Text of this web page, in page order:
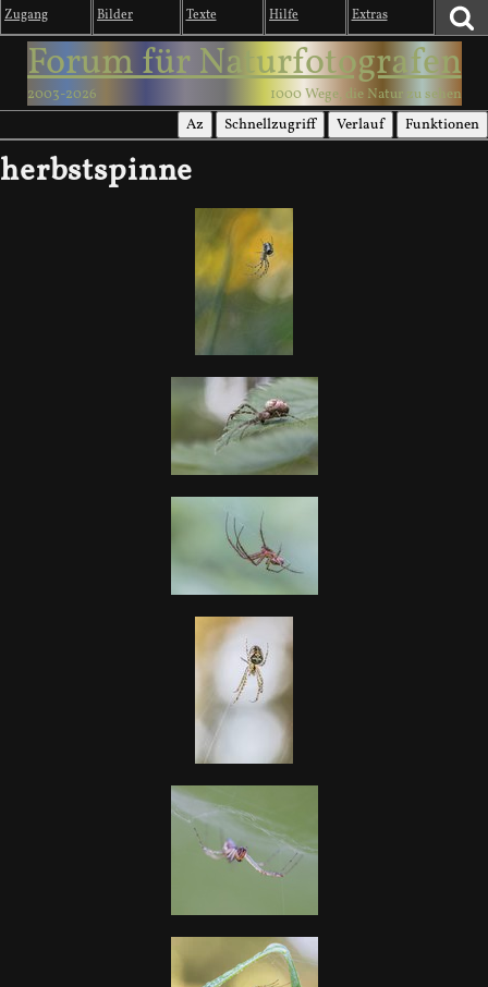
Zugang Bilder Texte Hilfe Extras
Forum für Naturfotografen
2003-2026 1000 Wege, die Natur zu sehen
Az Schnellzugriff Verlauf Funktionen
herbstspinne